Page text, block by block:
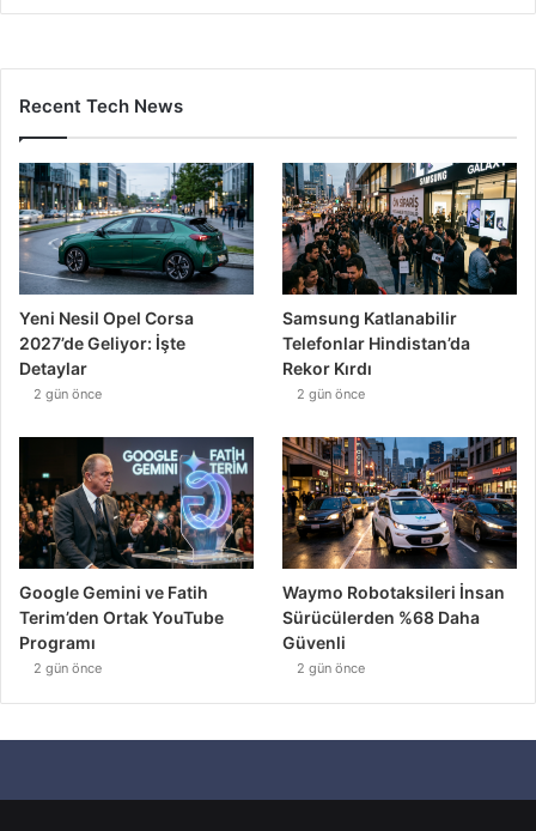
Recent Tech News
Yeni Nesil Opel Corsa
2027’de Geliyor: İşte
Detaylar
2 gün önce
Samsung Katlanabilir
Telefonlar Hindistan’da
Rekor Kırdı
2 gün önce
Google Gemini ve Fatih
Terim’den Ortak YouTube
Programı
2 gün önce
Waymo Robotaksileri İnsan
Sürücülerden %68 Daha
Güvenli
2 gün önce